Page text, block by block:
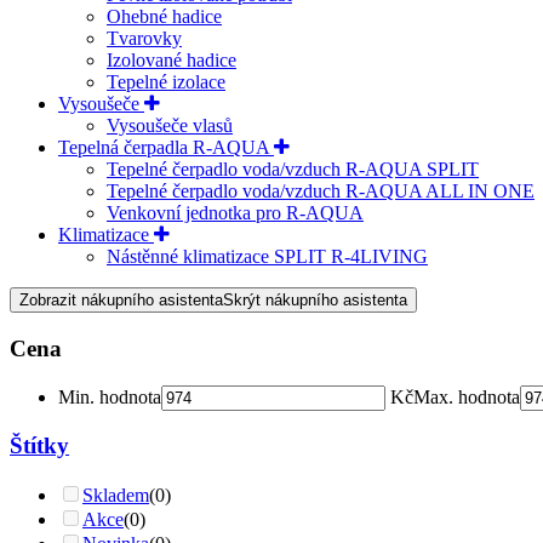
Ohebné hadice
Tvarovky
Izolované hadice
Tepelné izolace
Vysoušeče
Vysoušeče vlasů
Tepelná čerpadla R-AQUA
Tepelné čerpadlo voda/vzduch R-AQUA SPLIT
Tepelné čerpadlo voda/vzduch R-AQUA ALL IN ONE
Venkovní jednotka pro R-AQUA
Klimatizace
Nástěnné klimatizace SPLIT R-4LIVING
Zobrazit nákupního asistentaSkrýt nákupního asistenta
Cena
Min. hodnota KčMax. hodnota
Štítky
Skladem(0)
Akce(0)